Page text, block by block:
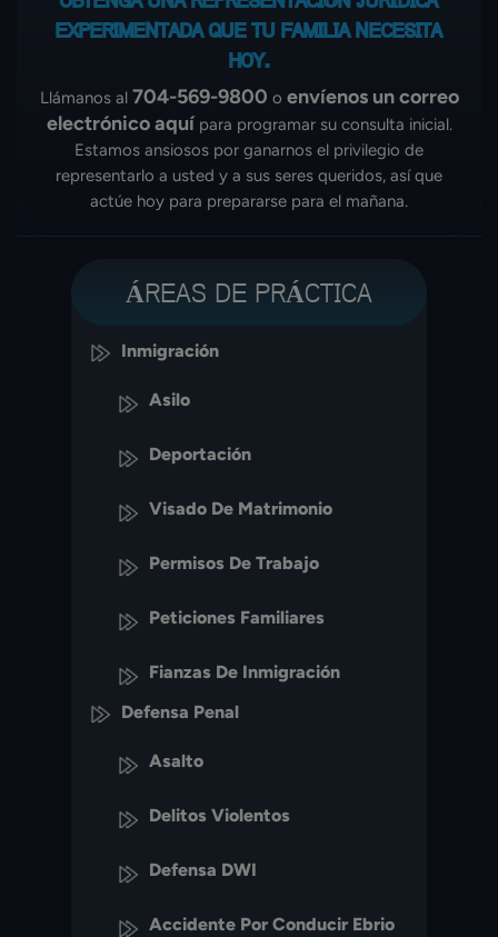
EXPERIMENTADAQUE TU FAMILIA NECESITA
HOY.
Llámanos al 704-569-9800 o envíenos un correo
electrónico aquípara programar su consulta inicial.
Estamos ansiosos por ganarnos el privilegio de
representarlo a usted y a sus seres queridos, así que
actúe hoy para prepararse para el mañana.
ÁREAS DE PRÁCTICA
Inmigración
Asilo
Deportación
Visado De Matrimonio
Permisos De Trabajo
Peticiones Familiares
Fianzas De Inmigración
Defensa Penal
Asalto
Delitos Violentos
Defensa DWI
Accidente Por Conducir Ebrio